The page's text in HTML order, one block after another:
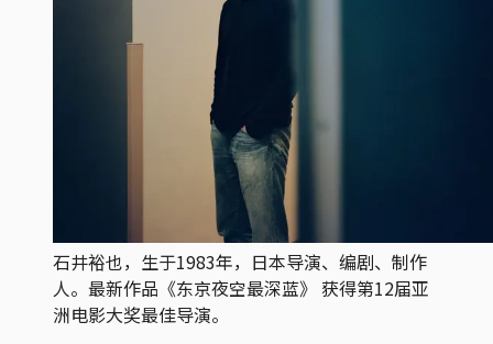
石井裕也，生于1983年，日本导演、编剧、制作
人。最新作品《东京夜空最深蓝》 获得第12届亚
洲电影大奖最佳导演。